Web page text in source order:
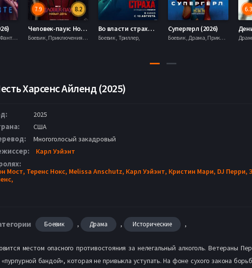
Триллер, Ужасы, Фантастика,
8.2
7.9
Человек-паук: Новый день (2026)
Боевик , Приключения, Фантастика, Фэнтези,
Во власти страха (2026)
Боевик , Триллер,
Супергерл (2026)
Боевик , Драма, Приключения, Фантастика,
6.3
Харсенс Айленд (2025)
2025
США
Многоголосый закадровый
Карл Уэйэнт
Мост, Теренс Нокс, Melissa Anschutz, Карл Уэйэнт, Кристин Мари, DJ Перри,
Боевик , Драма , Исторические ,
местом опасного противостояния за нелегальный алкоголь.
бандой», которая не привыкла уступать. На фоне сухого закона